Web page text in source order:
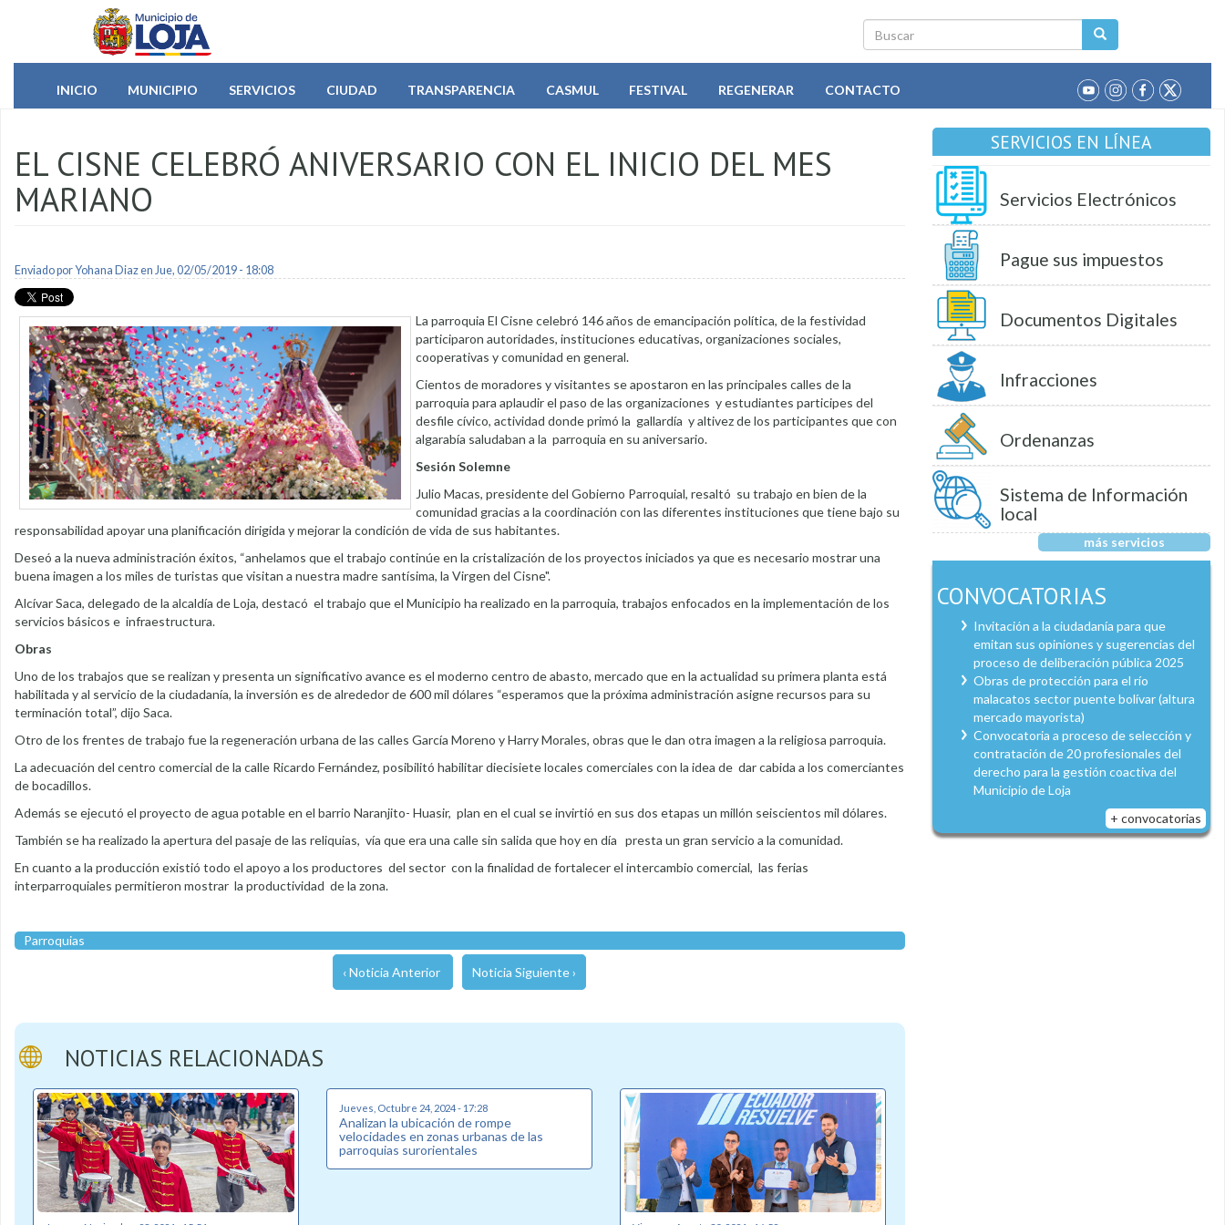
Pasar al contenido principal
Buscar
INICIO
MUNICIPIO SERVICIOS CIUDAD TRANSPARENCIA CASMUL FESTIVAL REGENERAR CONTACTO
EL CISNE CELEBRÓ ANIVERSARIO CON EL INICIO DEL MES
MARIANO
Enviado porYohana Diazen Jue, 02/05/2019 - 18:08
La parroquia El Cisne celebró 146 años de emancipación política, de la festividad
participaron autoridades, instituciones educativas, organizaciones sociales,
cooperativas y comunidad en general.
Cientos de moradores y visitantes se apostaron en las principales calles de la
parroquia para aplaudir el paso de las organizaciones y estudiantes participes del
desfile cívico, actividad donde primó la gallardía y altivez de los participantes que con
algarabía saludaban a la parroquia en su aniversario.
Sesión Solemne
Julio Macas, presidente del Gobierno Parroquial, resaltó su trabajo en bien de la
comunidad gracias a la coordinación con las diferentes instituciones que tiene bajo su
responsabilidad apoyar una planificación dirigida y mejorar la condición de vida de sus habitantes.
Deseó a la nueva administración éxitos, “anhelamos que el trabajo continúe en la cristalización de los proyectos iniciados ya que es necesario mostrar una
buena imagen a los miles de turistas que visitan a nuestra madre santísima, la Virgen del Cisne".
Alcívar Saca, delegado de la alcaldía de Loja, destacó el trabajo que el Municipio ha realizado en la parroquia, trabajos enfocados en la implementación de los
servicios básicos e infraestructura.
Obras
Uno de los trabajos que se realizan y presenta un significativo avance es el moderno centro de abasto, mercado que en la actualidad su primera planta está
habilitada y al servicio de la ciudadanía, la inversión es de alrededor de 600 mil dólares “esperamos que la próxima administración asigne recursos para su
terminación total”, dijo Saca.
Otro de los frentes de trabajo fue la regeneración urbana de las calles García Moreno y Harry Morales, obras que le dan otra imagen a la religiosa parroquia.
La adecuación del centro comercial de la calle Ricardo Fernández, posibilitó habilitar diecisiete locales comerciales con la idea de dar cabida a los comerciantes
de bocadillos.
Además se ejecutó el proyecto de agua potable en el barrio Naranjito- Huasir, plan en el cual se invirtió en sus dos etapas un millón seiscientos mil dólares.
También se ha realizado la apertura del pasaje de las reliquias, vía que era una calle sin salida que hoy en día presta un gran servicio a la comunidad.
En cuanto a la producción existió todo el apoyo a los productores del sector con la finalidad de fortalecer el intercambio comercial, las ferias
interparroquiales permitieron mostrar la productividad de la zona.
Parroquias
‹ Noticia Anterior Noticia Siguiente ›
NOTICIAS RELACIONADAS
Jueves, Octubre 24, 2024 - 17:28
Analizan la ubicación de rompe
velocidades en zonas urbanas de las
parroquias surorientales
SERVICIOS EN LÍNEA
Servicios Electrónicos
Pague sus impuestos
Documentos Digitales
Infracciones
Ordenanzas
Sistema de Información
local
más servicios
CONVOCATORIAS
Invitación a la ciudadanía para que
emitan sus opiniones y sugerencias del
proceso de deliberación pública 2025
Obras de protección para el río
malacatos sector puente bolívar (altura
mercado mayorista)
Convocatoria a proceso de selección y
contratación de 20 profesionales del
derecho para la gestión coactiva del
Municipio de Loja
+ convocatorias